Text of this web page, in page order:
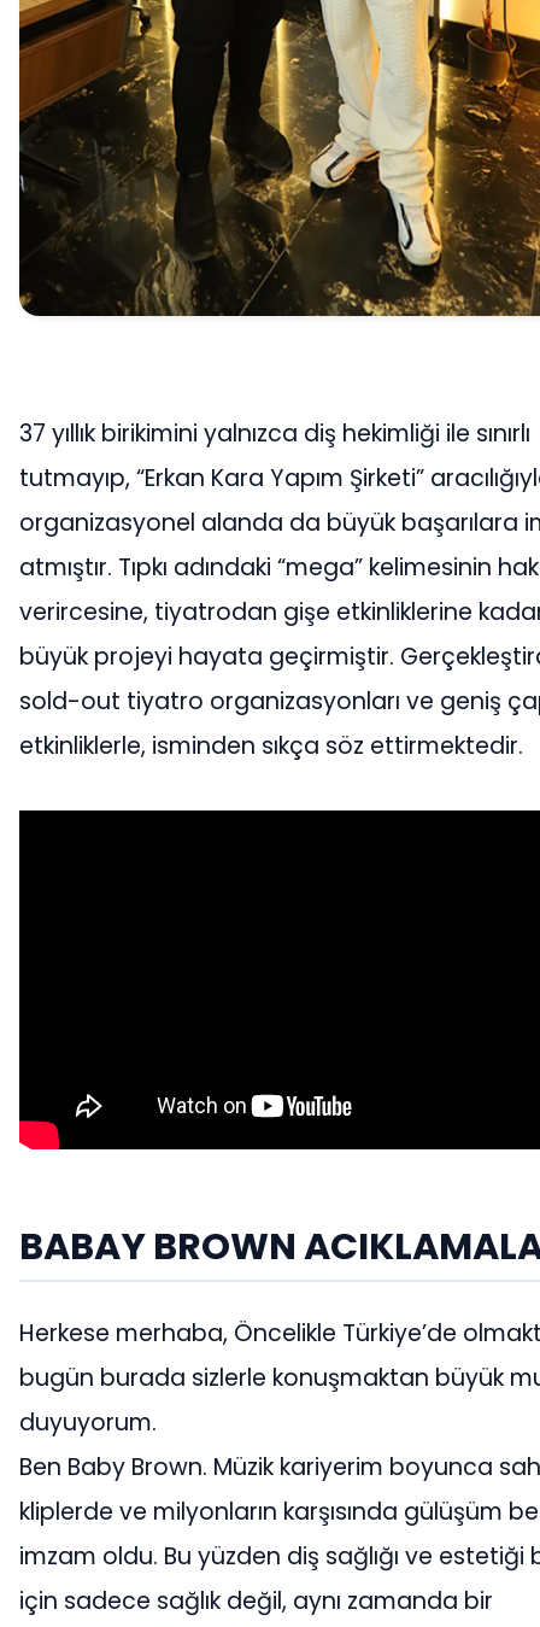
37 yıllık birikimini yalnızca diş hekimliği ile sınırlı
tutmayıp, “Erkan Kara Yapım Şirketi”
organizasyonel alanda da büyük başarılara
atmıştır. Tıpkı adındaki “mega” kelimesinin
verircesine, tiyatrodan gişe etkinliklerine
büyük projeyi hayata geçirmiştir.
sold-out tiyatro organizasyonları ve geniş
etkinliklerle, isminden sıkça söz ettirmektedir.
BABAY BROWN
Herkese merhaba, Öncelikle Türkiye’de
bugün burada sizlerle konuşmaktan büyük
duyuyorum.
Ben Baby Brown. Müzik kariyerim boyunca
kliplerde ve milyonların karşısında gülüşüm
imzam oldu. Bu yüzden diş sağlığı ve estetiği
için sadece sağlık değil, aynı zamanda bir